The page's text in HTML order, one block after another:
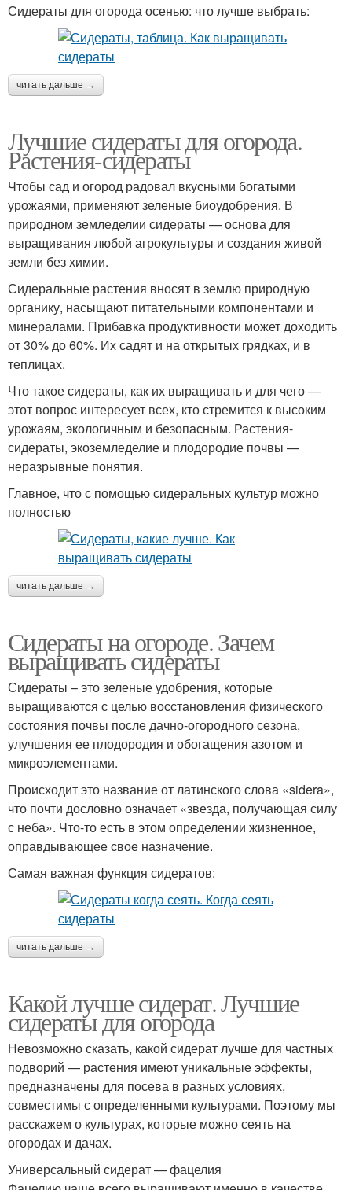
Сидераты для огорода осенью: что лучше выбрать:
читать дальше →
Лучшие сидераты для огорода.
Растения-сидераты
Чтобы сад и огород радовал вкусными богатыми
урожаями, применяют зеленые биоудобрения. В
природном земледелии сидераты — основа для
выращивания любой агрокультуры и создания живой
земли без химии.
Сидеральные растения вносят в землю природную
органику, насыщают питательными компонентами и
минералами. Прибавка продуктивности может доходить
от 30% до 60%. Их садят и на открытых грядках, и в
теплицах.
Что такое сидераты, как их выращивать и для чего —
этот вопрос интересует всех, кто стремится к высоким
урожаям, экологичным и безопасным. Растения-
сидераты, экоземледелие и плодородие почвы —
неразрывные понятия.
Главное, что с помощью сидеральных культур можно
полностью
читать дальше →
Сидераты на огороде. Зачем
выращивать сидераты
Сидераты – это зеленые удобрения, которые
выращиваются с целью восстановления физического
состояния почвы после дачно-огородного сезона,
улучшения ее плодородия и обогащения азотом и
микроэлементами.
Происходит это название от латинского слова «sidera»,
что почти дословно означает «звезда, получающая силу
с неба». Что-то есть в этом определении жизненное,
оправдывающее свое назначение.
Самая важная функция сидератов:
читать дальше →
Какой лучше сидерат. Лучшие
сидераты для огорода
Невозможно сказать, какой сидерат лучше для частных
подворий — растения имеют уникальные эффекты,
предназначены для посева в разных условиях,
совместимы с определенными культурами. Поэтому мы
расскажем о культурах, которые можно сеять на
огородах и дачах.
Универсальный сидерат — фацелия